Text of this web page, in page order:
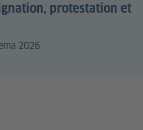
protestation et
2026